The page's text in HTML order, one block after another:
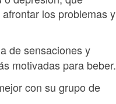
los problemas y
de sensaciones y
motivadas para beber.
con su grupo de